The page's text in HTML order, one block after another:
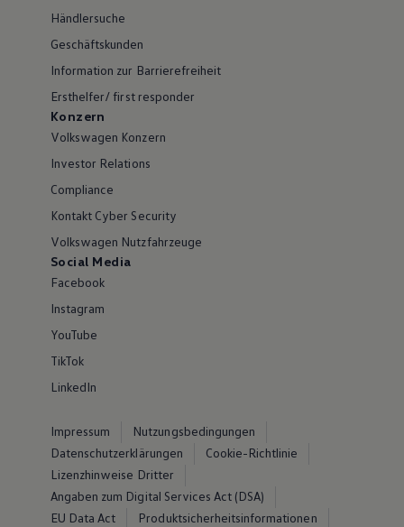
Händlersuche
Geschäftskunden
Information zur Barrierefreiheit
Ersthelfer/ first responder
Konzern
Volkswagen Konzern
Investor Relations
Compliance
Kontakt Cyber Security
Volkswagen Nutzfahrzeuge
Social Media
Facebook
Instagram
YouTube
TikTok
LinkedIn
Impressum
Nutzungsbedingungen
Datenschutzerklärungen
Cookie-Richtlinie
Lizenzhinweise Dritter
Angaben zum Digital Services Act (DSA)
EU Data Act
Produktsicherheitsinformationen